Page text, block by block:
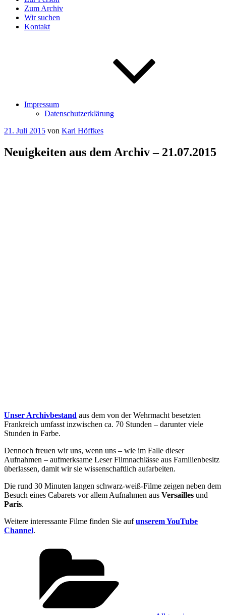
Zum Archiv
Wir suchen
Kontakt
Impressum
Datenschutzerklärung
Veröffentlicht
21. Juli 2015 von Karl Höffkes
Neuigkeiten aus dem Archiv – 21.07.2015
Unser Archivbestand aus dem von der Wehrmacht besetzten
Frankreich umfasst inzwischen ca. 70 Stunden – darunter viele
Stunden in Farbe.
Dennoch freuen wir uns, wenn uns – wie im Falle dieser
Aufnahmen – aufmerksame Leser Filmnachlässe aus Familienbesitz
überlassen, damit wir sie wissenschaftlich aufarbeiten.
Die rund 30 Minuten langen schwarz-weiß-Filme zeigen neben dem
Besuch eines Cabarets vor allem Aufnahmen aus Versailles und
Paris.
Weitere interessante Filme finden Sie aufunserem YouTube
Channel.